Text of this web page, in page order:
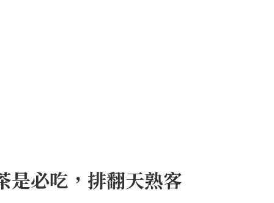
是必吃，排翻天熟客